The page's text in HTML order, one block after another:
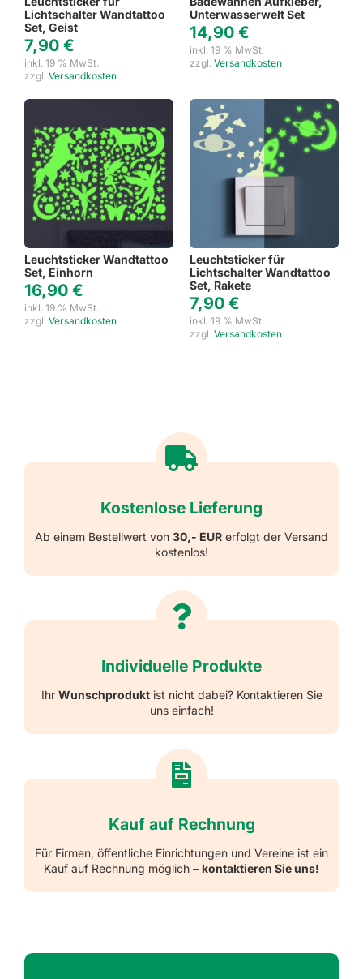
Lichtschalter Wandtattoo
Set, Geist
7,90 €
inkl. 19 % MwSt.
zzgl. Versandkosten
Unterwasserwelt Set
14,90 €
inkl. 19 % MwSt.
zzgl. Versandkosten
Leuchtsticker Wandtattoo
Set, Einhorn
16,90 €
inkl. 19 % MwSt.
zzgl. Versandkosten
Leuchtsticker für
Lichtschalter Wandtattoo
Set, Rakete
7,90 €
inkl. 19 % MwSt.
zzgl. Versandkosten
Kostenlose Lieferung
Ab einem Bestellwert von 30,- EUR erfolgt der Versand
kostenlos!
Individuelle Produkte
Ihr Wunschproduktist nicht dabei? Kontaktieren Sie
uns einfach!
Kauf auf Rechnung
Für Firmen, öffentliche Einrichtungen und Vereine ist ein
Kauf auf Rechnung möglich – kontaktieren Sie uns!